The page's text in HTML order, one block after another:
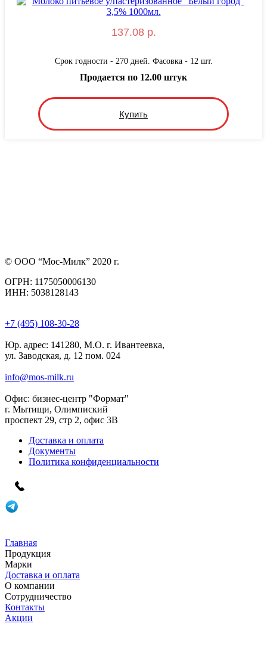
137.08 р.
Срок годности - 270 дней. Фасовка - 12 шт.
Купить
Продается по 12.00 штук
© ООО “Мос-Милк” 2020 г.
ОГРН: 1175050006130
ИНН: 5038128143
+7 (495) 108-30-28
Юр. адрес: 141280, М.О. г. Ивантеевка,
ул. Заводская, д. 12 пом. 024
info@mos-milk.ru
Офис: бизнес-центр "Формат"
г. Мытищи, Олимпиский
проспект 29, стр 2, офис 3B
Доставка и оплата
Документы
Политика конфиденциальности
Главная
Продукция
Марки
Доставка и оплата
О компании
Сотрудничество
Контакты
Акции